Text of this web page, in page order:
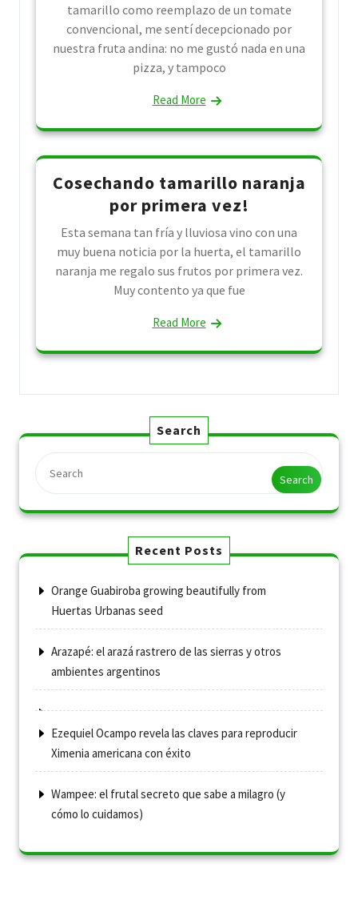
tamarillo como reemplazo de un tomate
convencional, me sentí decepcionado por
nuestra fruta andina: no me gustó nada en una
pizza, y tampoco
Read More
Cosechando tamarillo naranja
por primera vez!
Esta semana tan fría y lluviosa vino con una
muy buena noticia por la huerta, el tamarillo
naranja me regalo sus frutos por primera vez.
Muy contento ya que fue
Read More
Search
Search
Recent Posts
Orange Guabiroba growing beautifully from
Huertas Urbanas seed
Arazapé: el arazá rastrero de las sierras y otros
ambientes argentinos
Ezequiel Ocampo revela las claves para reproducir
Ximenia americana con éxito
Wampee: el frutal secreto que sabe a milagro (y
cómo lo cuidamos)